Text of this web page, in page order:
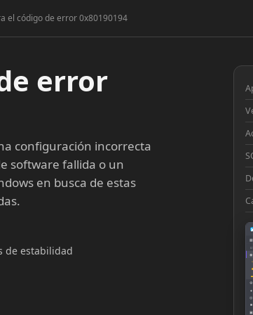
el código de error 0x80190194
error
configuración incorrecta
software fallida o un
en busca de estas
de estabilidad
▦
□
◉
◔
■
⚙
●
◎
■
▣